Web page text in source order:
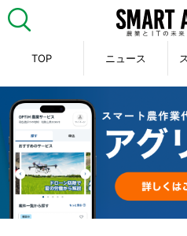
TOP ニュース